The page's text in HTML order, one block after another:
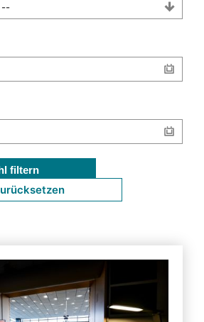
filtern